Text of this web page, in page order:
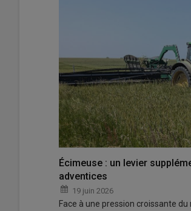
Écimeuse : un levier
adventices
19 juin 2026
Face à une pression croissante